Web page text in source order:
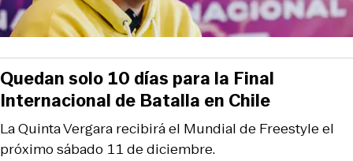
La Quinta Vergara recibirá el Mundial de Freestyle el
próximo sábado 11 de diciembre.
Quedan solo 10 días para la Final
Internacional de Batalla en Chile